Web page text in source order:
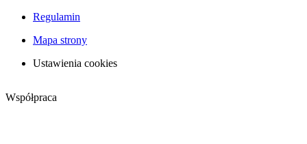
Regulamin
Mapa strony
Ustawienia cookies
Współpraca